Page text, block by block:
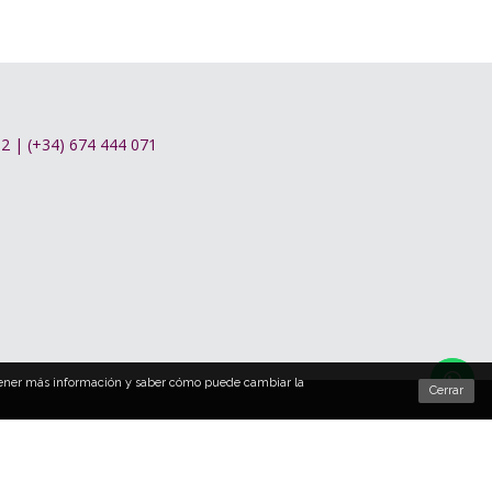
| (+34) 674 444 071
Cerrar
más información y saber cómo puede cambiar la